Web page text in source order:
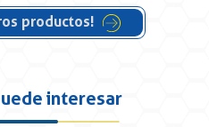
productos!
interesar